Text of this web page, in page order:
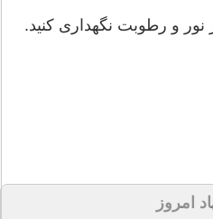
و رطوبت نگهداری کنید.
امروز